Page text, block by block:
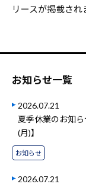
リースが掲載され
お知らせ一覧
2026.07.21
夏季休業のお知
(月)】
お知らせ
2026.07.21